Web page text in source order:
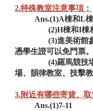
2.特殊教室注意事項：
Ans.(1)A棟和L
(2)H棟和I棟
(3)進美術館參觀
憑學生證可以免門票。
(4)羅馬競技場是
場、韻律教室、技擊
3.附近有哪些寄貨、取
Ans.(1)7-11